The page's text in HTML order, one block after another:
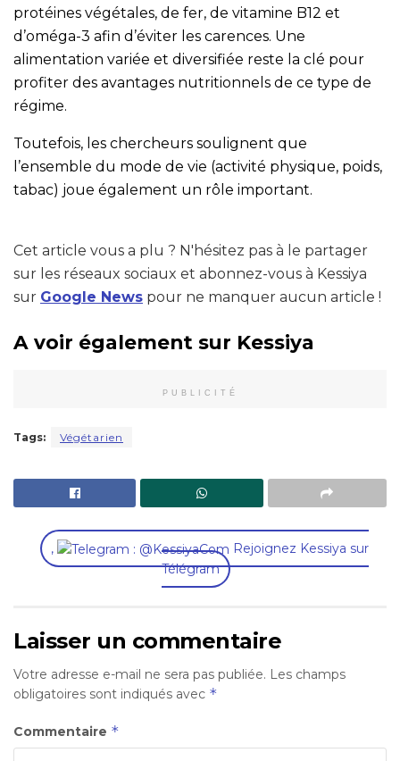
protéines végétales, de fer, de vitamine B12 et
d’oméga-3 afin d’éviter les carences. Une
alimentation variée et diversifiée reste la clé pour
profiter des avantages nutritionnels de ce type de
régime.
Toutefois, les chercheurs soulignent que
l’ensemble du mode de vie (activité physique, poids,
tabac) joue également un rôle important.
Cet article vous a plu ? N'hésitez pas à le partager
sur les réseaux sociaux et abonnez-vous à Kessiya
sur Google News pour ne manquer aucun article !
A voir également sur Kessiya
PUBLICITÉ
Tags: Végétarien
,
Rejoignez Kessiya sur
Télégram
Laisser un commentaire
Votre adresse e-mail ne sera pas publiée. Les champs
obligatoires sont indiqués avec *
Commentaire *